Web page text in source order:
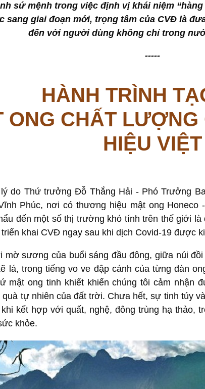
sứ mệnh trong việc định vị khái niệm
sang giai đoạn mới, trọng tâm của CVĐ là
đến với người dùng không chỉ trong
-----
HÀNH TRÌNH
ONG CHẤT
HIỆU VIỆT
do Thứ trưởng Đỗ Thắng Hải - Phó Trưởng
Phúc, nơi có thương hiệu mật ong Honeco
đến một số thị trường khó tính trên thế giới
khai CVĐ ngay sau khi dịch Covid-19 được
mờ sương của buổi sáng đầu đông, giữa núi
lá, trong tiếng vo ve đập cánh của từng đàn
mật ong tinh khiết khiến chúng tôi cảm nhận
tự nhiên của đất trời. Chưa hết, sự tinh túy
khi kết hợp với quất, nghệ, đông trùng hạ thảo,
khỏe.